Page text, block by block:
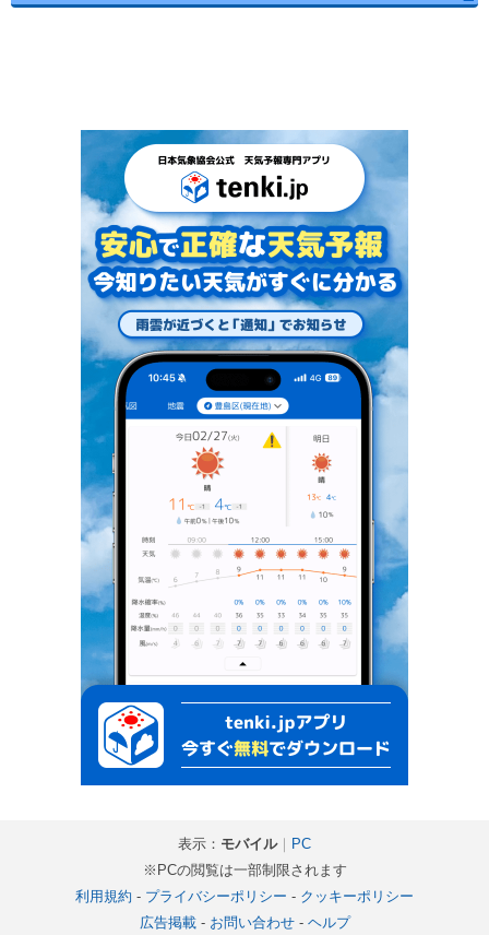
表示： モバイル｜ PC
※PCの閲覧は一部制限されます
利用規約 - プライバシーポリシー - クッキーポリシー
広告掲載- お問い合わせ- ヘルプ